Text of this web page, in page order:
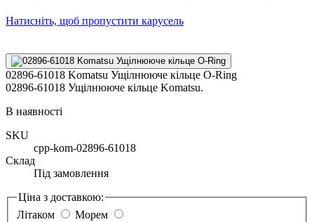
Натисніть, щоб пропустити карусель
02896-61018 Komatsu Ущілнююче кільце O-Ring
02896-61018 Ущілнююче кільце Komatsu.
В наявності
SKU
cpp-kom-02896-61018
Склад
Під замовлення
Ціна з доставкою:
Літаком
Морем